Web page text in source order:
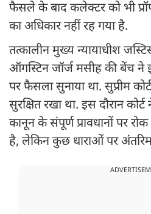
फैसले के बाद कलेक्टर को भी
का अधिकार नहीं रह गया है.
तत्कालीन मुख्य न्यायाधीश
ऑगस्टिन जॉर्ज मसीह की बेंच ने
पर फैसला सुनाया था. सुप्रीम
सुरक्षित रखा था. इस दौरान
कानून के संपूर्ण प्रावधानों पर
है, लेकिन कुछ धाराओं पर